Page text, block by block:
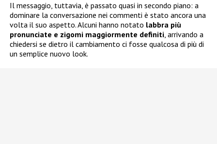
Il messaggio, tuttavia, è passato quasi in secondo piano: a
dominare la conversazione nei commenti è stato ancora una
volta il suo aspetto. Alcuni hanno notato labbra più
pronunciate e zigomi maggiormente definiti, arrivando a
chiedersi se dietro il cambiamento ci fosse qualcosa di più di
un semplice nuovo look.